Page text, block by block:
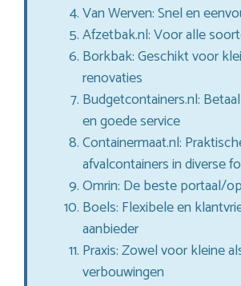
Van Werven: Snel en
Afzetbak.nl: Voor alle
Borkbak: Geschikt voor
renovaties
Budgetcontainers.nl:
en goede service
Containermaat.nl:
afvalcontainers in diverse
Omrin: De beste portaal/
Boels: Flexibele en
aanbieder
Praxis: Zowel voor kleine
verbouwingen